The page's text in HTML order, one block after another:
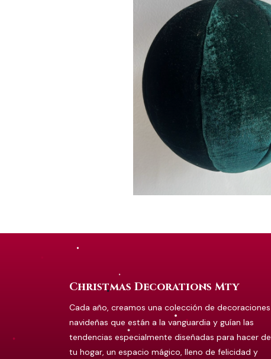
Christmas Decorations Mty
Cada año, creamos una colección de decoraciones
navideñas que están a la vanguardia y guían las
tendencias especialmente diseñadas para hacer de
tu hogar, un espacio mágico, lleno de felicidad y